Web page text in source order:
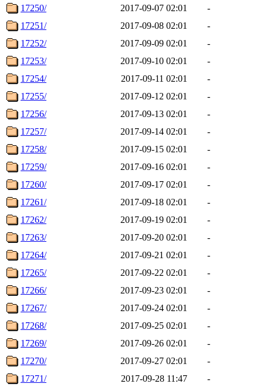
17250/
2017-09-07 02:01
-
17251/
2017-09-08 02:01
-
17252/
2017-09-09 02:01
-
17253/
2017-09-10 02:01
-
17254/
2017-09-11 02:01
-
17255/
2017-09-12 02:01
-
17256/
2017-09-13 02:01
-
17257/
2017-09-14 02:01
-
17258/
2017-09-15 02:01
-
17259/
2017-09-16 02:01
-
17260/
2017-09-17 02:01
-
17261/
2017-09-18 02:01
-
17262/
2017-09-19 02:01
-
17263/
2017-09-20 02:01
-
17264/
2017-09-21 02:01
-
17265/
2017-09-22 02:01
-
17266/
2017-09-23 02:01
-
17267/
2017-09-24 02:01
-
17268/
2017-09-25 02:01
-
17269/
2017-09-26 02:01
-
17270/
2017-09-27 02:01
-
17271/
2017-09-28 11:47 -